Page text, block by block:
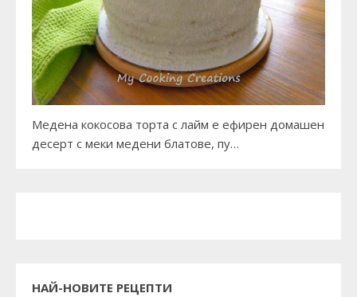
Медена кокосова торта с лайм е ефирен домашен
десерт с меки медени блатове, пу…
НАЙ-НОВИТЕ РЕЦЕПТИ